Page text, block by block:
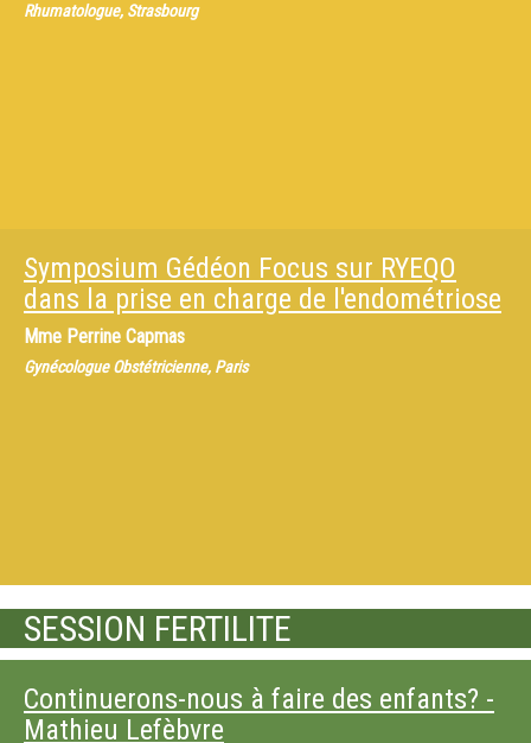
Rhumatologue, Strasbourg
Symposium Gédéon Focus sur RYEQO
dans la prise en charge de l'endométriose
Mme Perrine Capmas
Gynécologue Obstétricienne, Paris
SESSION FERTILITE
Continuerons-nous à faire des enfants? -
Mathieu Lefèbvre